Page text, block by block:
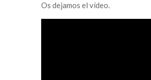
Os dejamos el vídeo.